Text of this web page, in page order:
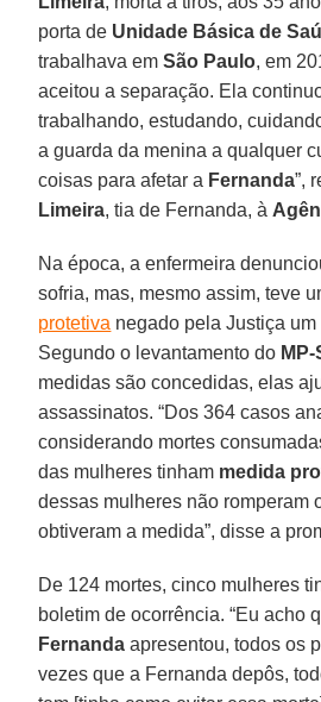
porta de Unidade Básica de
trabalhava em São Paulo, em
aceitou a separação. Ela
trabalhando, estudando,
a guarda da menina a qualquer
coisas para afetar a Fernanda”,
Limeira, tia de Fernanda, à
Na época, a enfermeira
sofria, mas, mesmo assim, teve
protetiva negado pela Justiça
Segundo o levantamento do MP-
medidas são concedidas, elas
assassinatos. “Dos 364 casos
considerando mortes
das mulheres tinham medida
dessas mulheres não romperam
obtiveram a medida”, disse a
De 124 mortes, cinco mulheres
boletim de ocorrência. “Eu acho
Fernanda apresentou, todos os
vezes que a Fernanda depôs,